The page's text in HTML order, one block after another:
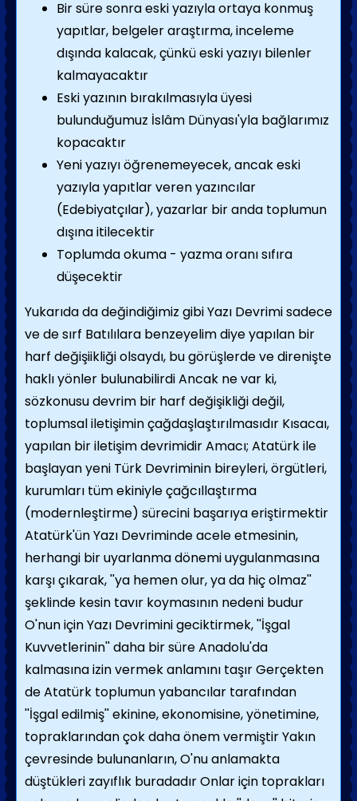
Bir süre sonra eski yazıyla ortaya konmuş
yapıtlar, belgeler araştırma, inceleme
dışında kalacak, çünkü eski yazıyı bilenler
kalmayacaktır
Eski yazının bırakılmasıyla üyesi
bulunduğumuz İslâm Dünyası'yla bağlarımız
kopacaktır
Yeni yazıyı öğrenemeyecek, ancak eski
yazıyla yapıtlar veren yazıncılar
(Edebiyatçılar), yazarlar bir anda toplumun
dışına itilecektir
Toplumda okuma - yazma oranı sıfıra
düşecektir
Yukarıda da değindiğimiz gibi Yazı Devrimi sadece
ve de sırf Batılılara benzeyelim diye yapılan bir
harf değişiikliği olsaydı, bu görüşlerde ve direnişte
haklı yönler bulunabilirdi Ancak ne var ki,
sözkonusu devrim bir harf değişikliği değil,
toplumsal iletişimin çağdaşlaştırılmasıdır Kısacaı,
yapılan bir iletişim devrimidir Amacı; Atatürk ile
başlayan yeni Türk Devriminin bireyleri, örgütleri,
kurumları tüm ekiniyle çağcıllaştırma
(modernleştirme) sürecini başarıya eriştirmektir
Atatürk'ün Yazı Devriminde acele etmesinin,
herhangi bir uyarlanma dönemi uygulanmasına
karşı çıkarak, ''ya hemen olur, ya da hiç olmaz''
şeklinde kesin tavır koymasının nedeni budur
O'nun için Yazı Devrimini geciktirmek, ''İşgal
Kuvvetlerinin'' daha bir süre Anadolu'da
kalmasına izin vermek anlamını taşır Gerçekten
de Atatürk toplumun yabancılar tarafından
''İşgal edilmiş'' ekinine, ekonomisine, yönetimine,
topraklarından çok daha önem vermiştir Yakın
çevresinde bulunanların, O'nu anlamakta
düştükleri zayıflık buradadır Onlar için toprakları